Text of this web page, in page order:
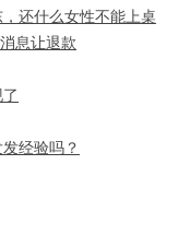
还什么女性不能上桌
息让退款
经验吗？